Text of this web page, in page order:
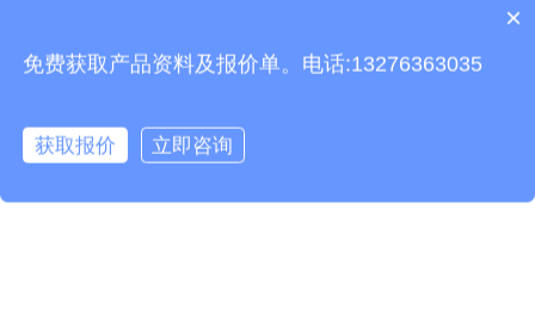
化，尽量减少气象危害水平，使气象服务农业，提前合理安排农业作
产品包含安装吗？
×
免费获取产品资料及报价单。电话:13276363035
获取报价 立即咨询